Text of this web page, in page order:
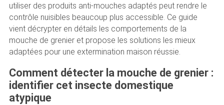
utiliser des produits anti-mouches adaptés peut rendre le
contrôle nuisibles beaucoup plus accessible. Ce guide
vient décrypter en détails les comportements de la
mouche de grenier et propose les solutions les mieux
adaptées pour une extermination maison réussie.
Comment détecter la mouche de grenier :
identifier cet insecte domestique
atypique